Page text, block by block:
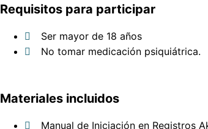
Requisitos para participar
Ser mayor de 18 años
No tomar medicación psiquiátrica.
Materiales incluidos
Manual de Iniciación en Registros